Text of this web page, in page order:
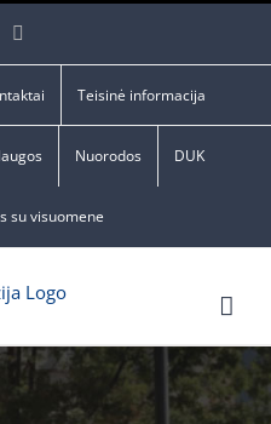
Teisinė informacija
Nuorodos DUK
su visuomene